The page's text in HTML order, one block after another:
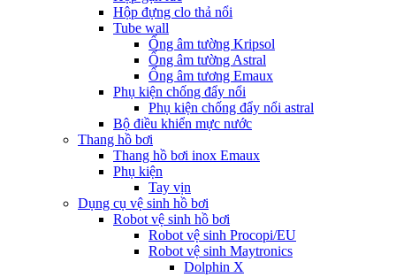
Hộp đựng clo thả nổi
Tube wall
Ống âm tường Kripsol
Ống âm tường Astral
Ống âm tương Emaux
Phụ kiện chống đẩy nổi
Phụ kiện chống đẩy nổi astral
Bộ điều khiển mực nước
Thang hồ bơi
Thang hồ bơi inox Emaux
Phụ kiện
Tay vịn
Dụng cụ vệ sinh hồ bơi
Robot vệ sinh hồ bơi
Robot vệ sinh Procopi/EU
Robot vệ sinh Maytronics
Dolphin X